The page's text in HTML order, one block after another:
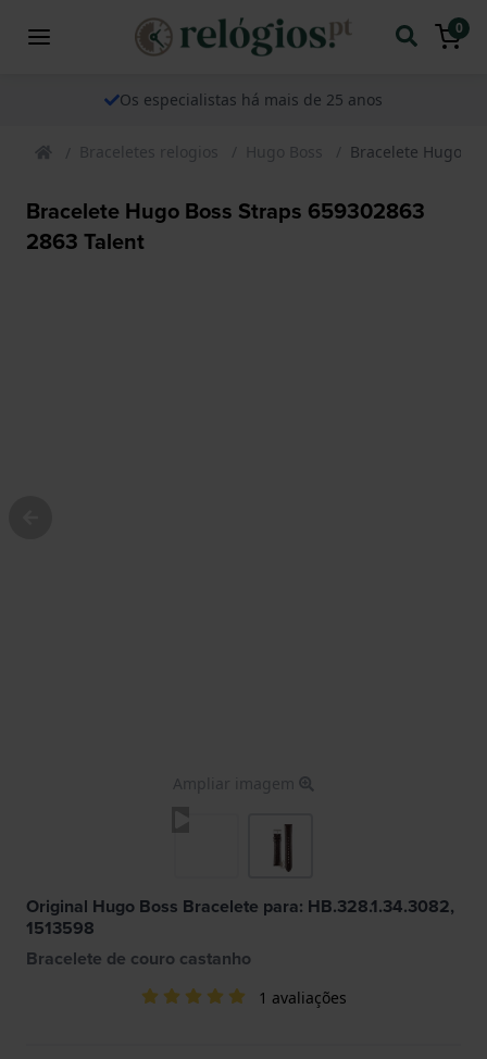
0
Os especialistas há mais de 25 anos
Braceletes relogios Hugo Boss Bracelete Hugo
Bracelete Hugo Boss Straps 659302863
2863 Talent
Ampliar imagem
Original Hugo Boss Bracelete para: HB.328.1.34.3082,
1513598
Bracelete de couro castanho
1 avaliações